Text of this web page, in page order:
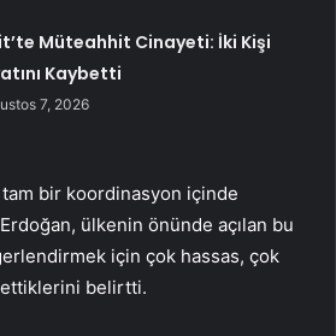
Müteahhit Cinayeti: İki Kişi
Kaybetti
7, 2026
bir koordinasyon içinde
Erdoğan, ülkenin önünde açılan bu
için çok hassas, çok
belirtti.